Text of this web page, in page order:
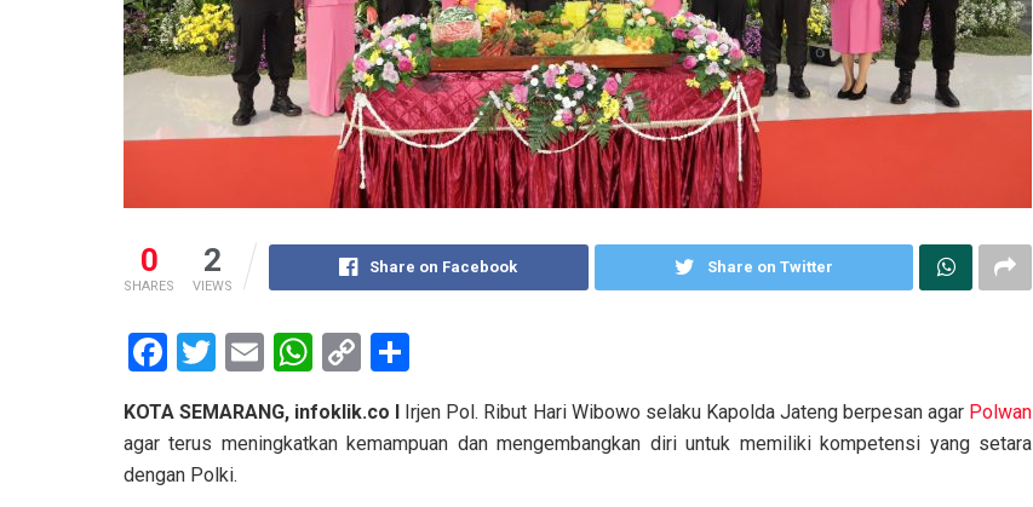
0
SHARES
2
VIEWS
Share on Facebook Share on Twitter
F
ce
b
T
tt
er
E
ail
W
at
C
py ar
e
KOTA SEMARANG, infoklik.co I Irjen Pol. Ribut Hari Wibowo selaku Kapolda Jateng berpesan agar Polwan
agar terus meningkatkan kemampuan dan mengembangkan diri untuk memiliki kompetensi yang setara
dengan Polki.